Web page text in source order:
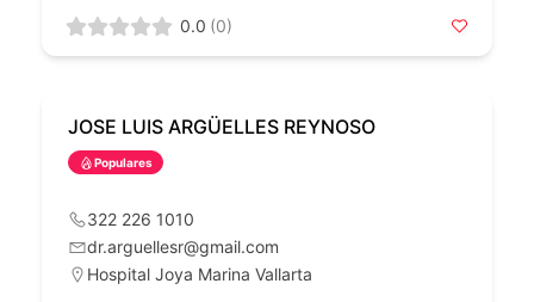
0.0 (0)
JOSE LUIS ARGÜELLES REYNOSO
Populares
322 226 1010
dr.arguellesr@gmail.com
Hospital Joya Marina Vallarta